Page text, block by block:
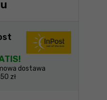
dostawa
zł